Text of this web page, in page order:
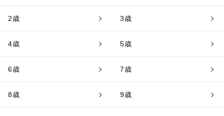
2歳 3歳
4歳 5歳
6歳 7歳
8歳 9歳